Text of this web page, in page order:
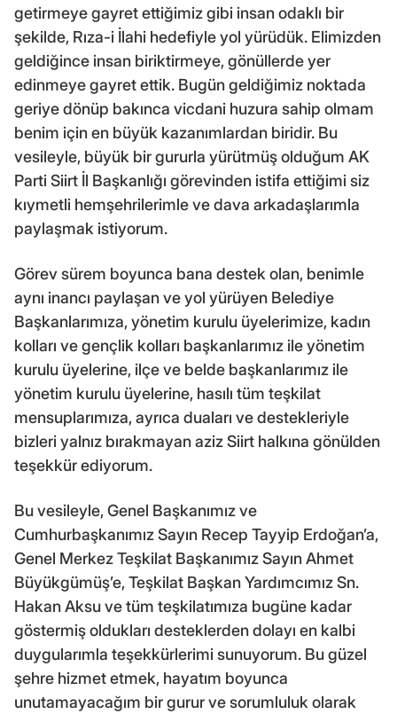
getirmeye gayret ettiğimiz gibi insan odaklı bir
şekilde, Rıza-i İlahi hedefiyle yol yürüdük. Elimizden
geldiğince insan biriktirmeye, gönüllerde yer
edinmeye gayret ettik. Bugün geldiğimiz noktada
geriye dönüp bakınca vicdani huzura sahip olmam
benim için en büyük kazanımlardan biridir. Bu
vesileyle, büyük bir gururla yürütmüş olduğum AK
Parti Siirt İl Başkanlığı görevinden istifa ettiğimi siz
kıymetli hemşehrilerimle ve dava arkadaşlarımla
paylaşmak istiyorum.
Görev sürem boyunca bana destek olan, benimle
aynı inancı paylaşan ve yol yürüyen Belediye
Başkanlarımıza, yönetim kurulu üyelerimize, kadın
kolları ve gençlik kolları başkanlarımız ile yönetim
kurulu üyelerine, ilçe ve belde başkanlarımız ile
yönetim kurulu üyelerine, hasılı tüm teşkilat
mensuplarımıza, ayrıca duaları ve destekleriyle
bizleri yalnız bırakmayan aziz Siirt halkına gönülden
teşekkür ediyorum.
Bu vesileyle, Genel Başkanımız ve
Cumhurbaşkanımız Sayın Recep Tayyip Erdoğan’a,
Genel Merkez Teşkilat Başkanımız Sayın Ahmet
Büyükgümüş’e, Teşkilat Başkan Yardımcımız Sn.
Hakan Aksu ve tüm teşkilatımıza bugüne kadar
göstermiş oldukları desteklerden dolayı en kalbi
duygularımla teşekkürlerimi sunuyorum. Bu güzel
şehre hizmet etmek, hayatım boyunca
unutamayacağım bir gurur ve sorumluluk olarak